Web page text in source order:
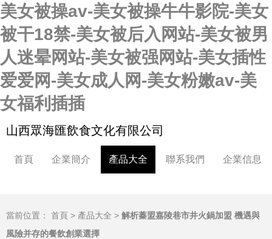
美女被操av-美女被操牛牛影院-美女
被干18禁-美女被后入网站-美女被男
人迷晕网站-美女被强网站-美女插性
爱爱网-美女成人网-美女粉嫩av-美
女福利插插
山西眾海匯飲食文化有限公司
首頁 企業簡介 產品大全 聯系我們 企業信息
當前位置： 首頁 > 產品大全 > 解析蓁盟嘉陵巷市井火鍋加盟 機遇與
風險并存的餐飲創業選擇